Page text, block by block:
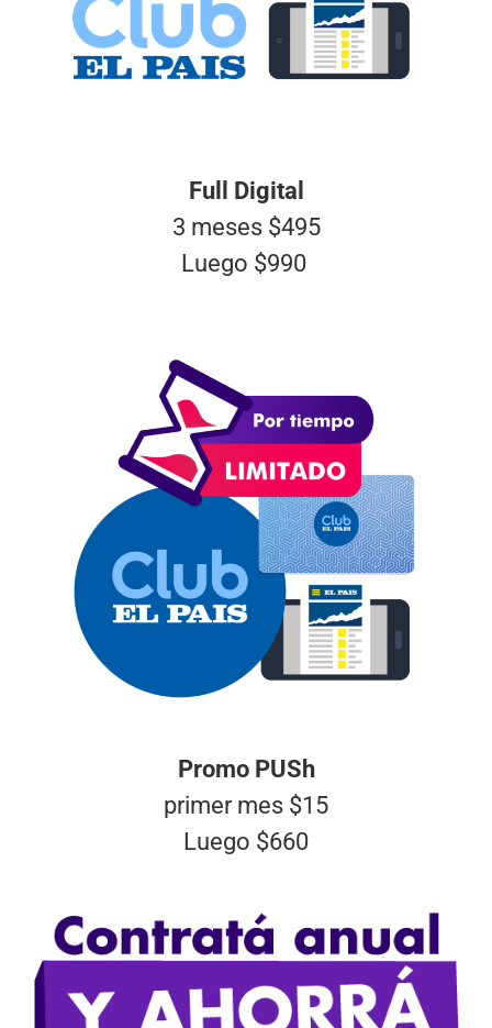
Full Digital
3 meses $495
Luego $990
Promo PUSh
primer mes $15
Luego $660